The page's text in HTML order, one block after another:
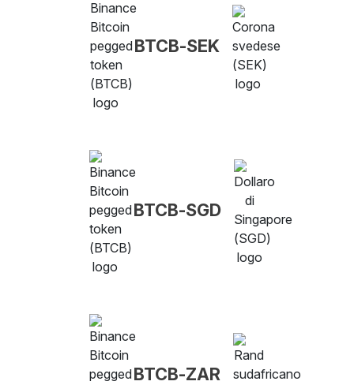
BTCB-SEK
BTCB-SGD
BTCB-ZAR